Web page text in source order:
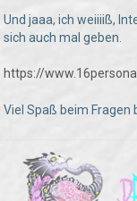
Und jaaa, ich weiiiiß,
sich auch mal geben.
https://
Viel Spaß beim